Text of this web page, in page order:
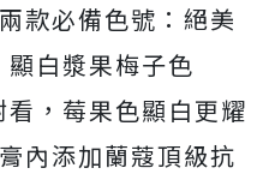
款必備色號：絕美
白漿果梅子色
，莓果色顯白更耀
內添加蘭蔻頂級抗